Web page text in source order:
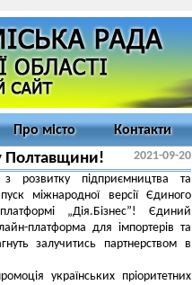
Про місто Контакти
Полтавщини! 2021-09-20
розвитку підприємництва та
міжнародної версії Єдиного
„Дія.Бізнес”! Єдиний
платформа для імпортерів та
залучитись партнерством в
українських пріоритетних